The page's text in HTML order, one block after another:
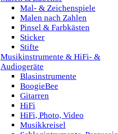
Mal- & Zeichenspiele
Malen nach Zahlen
Pinsel & Farbkästen
Sticker
Stifte
Musikinstrumente & HiFi- &
Audiogeräte
Blasinstrumente
BoogieBee
Gitarren
HiFi
HiFi, Photo, Video
Musikkreisel